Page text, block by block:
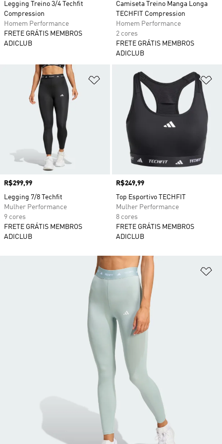
Legging Treino 3/4 Techfit
Compression
Homem Performance
FRETE GRÁTIS MEMBROS
ADICLUB
Camiseta Treino Manga Longa
TECHFIT Compression
Homem Performance
2 cores
FRETE GRÁTIS MEMBROS
ADICLUB
Adicionar à Lista de Desejos
Preço
R$299,99
Legging 7/8 Techfit
Mulher Performance
9 cores
FRETE GRÁTIS MEMBROS
ADICLUB
Preço
R$249,99
Top Esportivo TECHFIT
Mulher Performance
8 cores
FRETE GRÁTIS MEMBROS
ADICLUB